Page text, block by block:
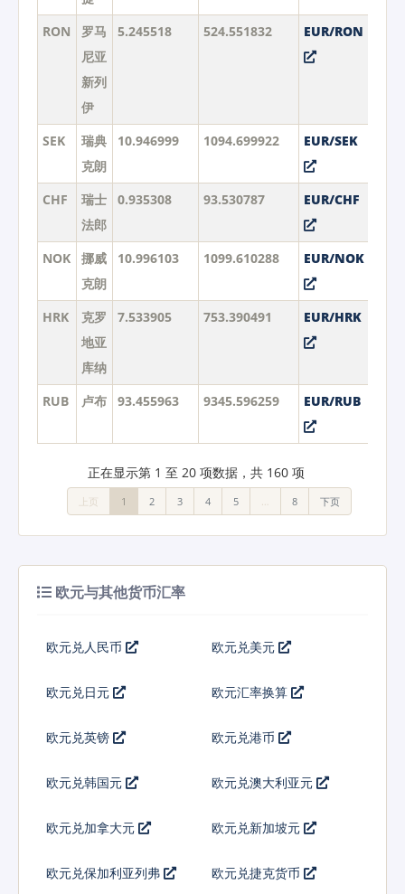
RON
罗马
尼亚
新列
伊
5.245518 524.551832 EUR/RON
SEK
瑞典
克朗
10.946999 1094.699922 EUR/SEK
CHF
瑞士
法郎
0.935308 93.530787 EUR/CHF
NOK
挪威
克朗
10.996103 1099.610288 EUR/NOK
HRK
克罗
地亚
库纳
7.533905 753.390491 EUR/HRK
RUB 卢布 93.455963 9345.596259 EUR/RUB
正在显示第 1 至 20 项数据，共 160 项
上页 1 2 3 4 5 8 下页
欧元与其他货币汇率
欧元兑人民币 欧元兑美元
欧元兑日元 欧元汇率换算
欧元兑英镑 欧元兑港币
欧元兑韩国元 欧元兑澳大利亚元
欧元兑加拿大元 欧元兑新加坡元
欧元兑保加利亚列弗 欧元兑捷克货币